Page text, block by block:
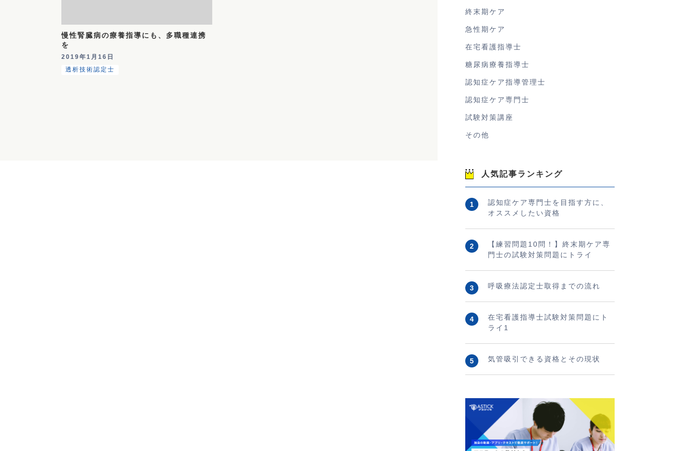
慢性腎臓病の療養指導にも、多職種連携
を
2019年1月16日
透析技術認定士
終末期ケア
急性期ケア
在宅看護指導士
糖尿病療養指導士
認知症ケア指導管理士
認知症ケア専門士
試験対策講座
その他
人気記事ランキング
認知症ケア専門士を目指す方に、
オススメしたい資格
【練習問題10問！】終末期ケア専
門士の試験対策問題にトライ
呼吸療法認定士取得までの流れ
在宅看護指導士試験対策問題にト
ライ1
気管吸引できる資格とその現状